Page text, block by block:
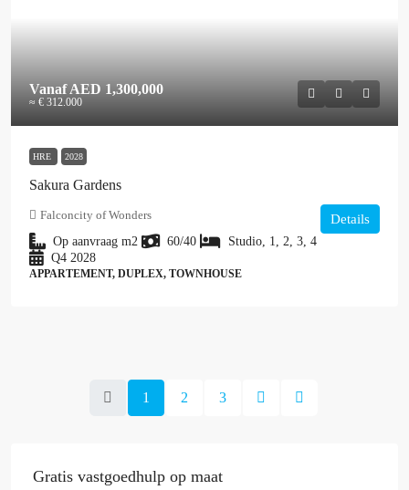
VanafAED 1,300,000
≈ € 312.000
HRE 2028
Sakura Gardens
Falconcity of Wonders
Op aanvraag m2 60/40
Studio, 1, 2, 3, 4
Q4 2028
APPARTEMENT, DUPLEX, TOWNHOUSE
Details
1 2 3
Gratis vastgoedhulp op maat